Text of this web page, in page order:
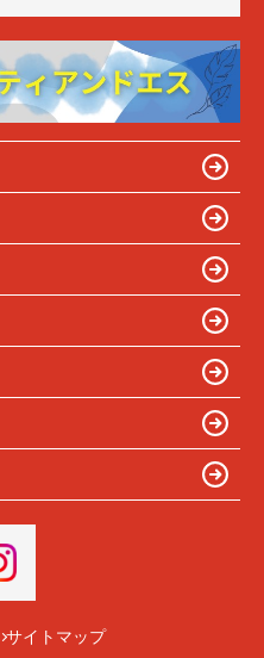
サイトマップ